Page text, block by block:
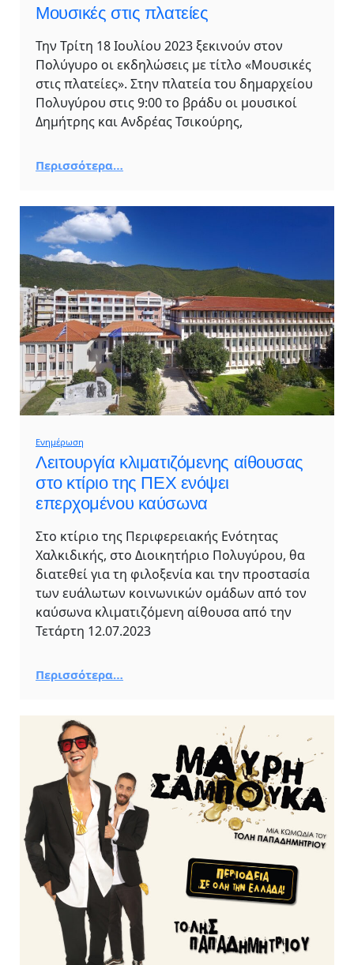
Μουσικές στις πλατείες
Την Τρίτη 18 Ιουλίου 2023 ξεκινούν στον
Πολύγυρο οι εκδηλώσεις με τίτλο «Μουσικές
στις πλατείες». Στην πλατεία του δημαρχείου
Πολυγύρου στις 9:00 το βράδυ οι μουσικοί
Δημήτρης και Ανδρέας Τσικούρης,
Περισσότερα…
Ενημέρωση
Λειτουργία κλιματιζόμενης αίθουσας
στο κτίριο της ΠΕΧ ενόψει
επερχομένου καύσωνα
Στο κτίριο της Περιφερειακής Ενότητας
Χαλκιδικής, στο Διοικητήριο Πολυγύρου, θα
διατεθεί για τη φιλοξενία και την προστασία
των ευάλωτων κοινωνικών ομάδων από τον
καύσωνα κλιματιζόμενη αίθουσα από την
Τετάρτη 12.07.2023
Περισσότερα…